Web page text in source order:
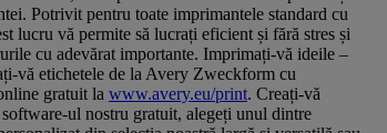
Potrivit pentru toate imprimantele standard cu
lucru vă permite să lucrați eficient și fără stres și
cu adevărat importante. Imprimați-vă ideile –
vă etichetele de la Avery Zweckform cu
gratuit la www.avery.eu/print. Creați-vă
ul nostru gratuit, alegeți unul dintre